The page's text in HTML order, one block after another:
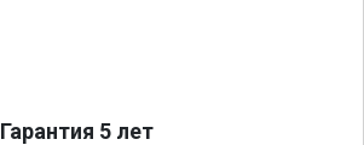
Гарантия 5 лет